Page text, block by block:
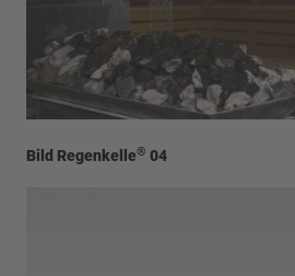
Bild Regenkelle® 04